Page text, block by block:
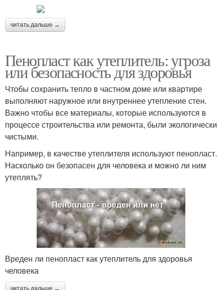
читать дальше →
Пенопласт как утеплитель: угроза
или безопасность для здоровья
Чтобы сохранить тепло в частном доме или квартире
выполняют наружное или внутреннее утепление стен.
Важно чтобы все материалы, которые используются в
процессе строительства или ремонта, были экологически
чистыми.
Например, в качестве утеплителя используют пенопласт.
Насколько он безопасен для человека и можно ли ним
утеплять?
Вреден ли пенопласт как утеплитель для здоровья
человека
читать дальше →